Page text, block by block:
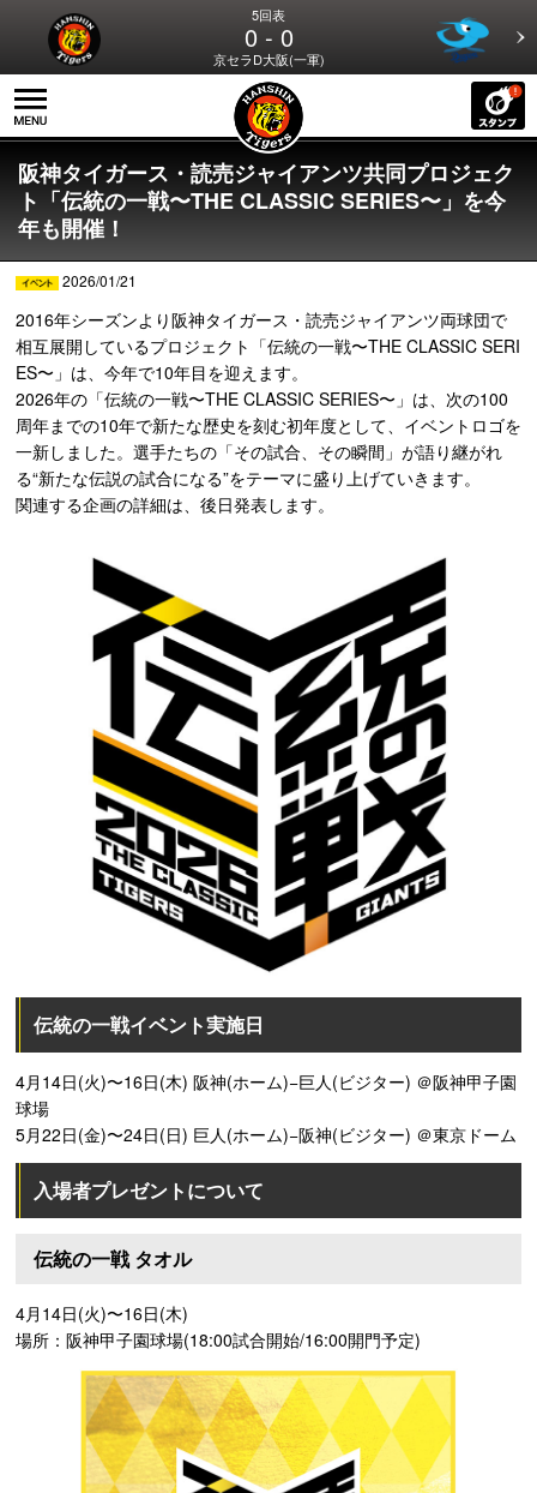
5回表
0 - 0
京セラD大阪(一軍)
阪神タイガース・読売ジャイアンツ共同プロジェク
ト「伝統の一戦〜THE CLASSIC SERIES〜」を今
年も開催！
2026/01/21
2016年シーズンより阪神タイガース・読売ジャイアンツ両球団で
相互展開しているプロジェクト「伝統の一戦〜THE CLASSIC SERI
ES〜」は、今年で10年目を迎えます。
2026年の「伝統の一戦〜THE CLASSIC SERIES〜」は、次の100
周年までの10年で新たな歴史を刻む初年度として、イベントロゴを
一新しました。選手たちの「その試合、その瞬間」が語り継がれ
る“新たな伝説の試合になる”をテーマに盛り上げていきます。
関連する企画の詳細は、後日発表します。
伝統の一戦イベント実施日
4月14日(火)〜16日(木) 阪神(ホーム)−巨人(ビジター) ＠阪神甲子園
球場
5月22日(金)〜24日(日) 巨人(ホーム)−阪神(ビジター) ＠東京ドーム
入場者プレゼントについて
伝統の一戦 タオル
4月14日(火)〜16日(木)
場所：阪神甲子園球場(18:00試合開始/16:00開門予定)